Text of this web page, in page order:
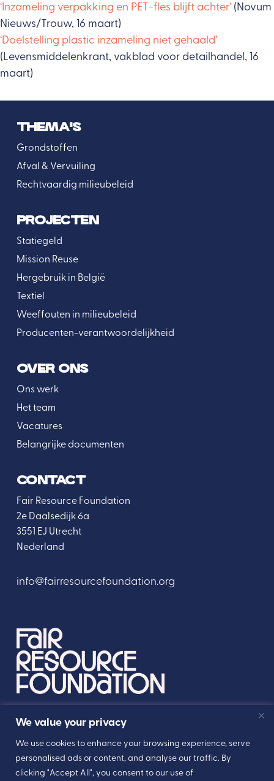
We value your privacy
We use cookies to enhance your browsing experience, serve
personalised ads or content, and analyse our traffic. By
clicking "Accept All", you consent to our use of
‘Inzameling verpakking en PET-fles blijft achter’ (Novum
Nieuws/Trouw, 16 maart)
‘Doelstelling plastic inzameling niet gehaald’
(Levensmiddelenkrant, vakblad voor detailhandel, 16
maart)
THEMA’S
Grondstoffen
Afval & Vervuiling
Rechtvaardig milieubeleid
PROJECTEN
Statiegeld
Mission Reuse
Hergebruik in België
Textiel
Weeffouten in milieubeleid
Producenten-verantwoordelijkheid
OVER ONS
Ons werk
Het team
Vacatures
Belangrijke documenten
CONTACT
Fair Resource Foundation
2e Daalsedijk 6a
3551 EJ Utrecht
Nederland
info@fairresourcefoundation.org
Designed by